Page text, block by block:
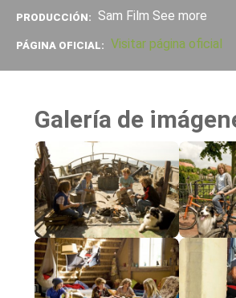
PRODUCCIÓN: Sam Film See more
PÁGINA OFICIAL: Visitar página oficial
Galería de